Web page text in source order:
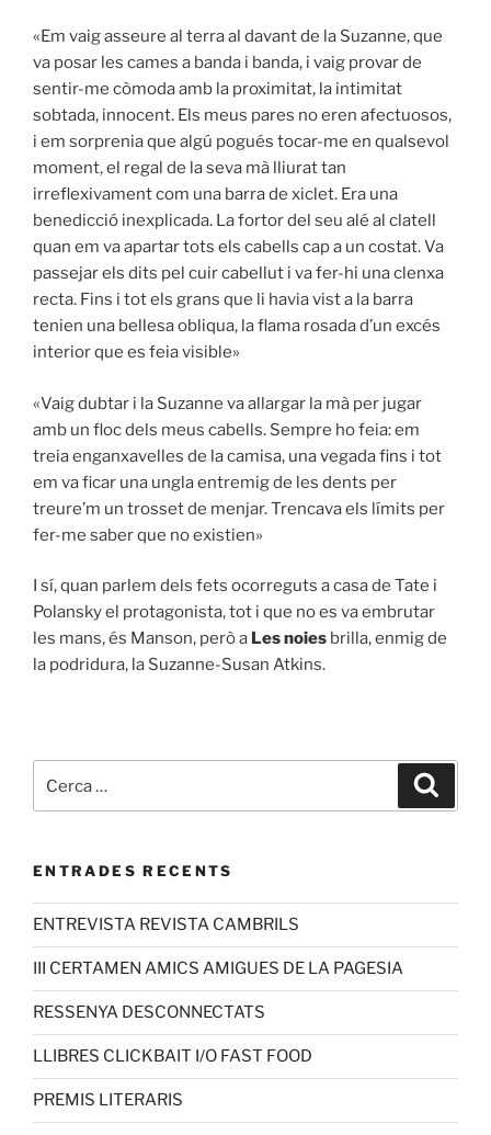
«Em vaig asseure al terra al davant de la Suzanne, que
va posar les cames a banda i banda, i vaig provar de
sentir-me còmoda amb la proximitat, la intimitat
sobtada, innocent. Els meus pares no eren afectuosos,
i em sorprenia que algú pogués tocar-me en qualsevol
moment, el regal de la seva mà lliurat tan
irreflexivament com una barra de xiclet. Era una
benedicció inexplicada. La fortor del seu alé al clatell
quan em va apartar tots els cabells cap a un costat. Va
passejar els dits pel cuir cabellut i va fer-hi una clenxa
recta. Fins i tot els grans que li havia vist a la barra
tenien una bellesa obliqua, la flama rosada d’un excés
interior que es feia visible»
«Vaig dubtar i la Suzanne va allargar la mà per jugar
amb un floc dels meus cabells. Sempre ho feia: em
treia enganxavelles de la camisa, una vegada fins i tot
em va ficar una ungla entremig de les dents per
treure’m un trosset de menjar. Trencava els límits per
fer-me saber que no existien»
I sí, quan parlem dels fets ocorreguts a casa de Tate i
Polansky el protagonista, tot i que no es va embrutar
les mans, és Manson, però a Les noies brilla, enmig de
la podridura, la Suzanne-Susan Atkins.
ENTRADES RECENTS
ENTREVISTA REVISTA CAMBRILS
III CERTAMEN AMICS AMIGUES DE LA PAGESIA
RESSENYA DESCONNECTATS
LLIBRES CLICKBAIT I/O FAST FOOD
PREMIS LITERARIS